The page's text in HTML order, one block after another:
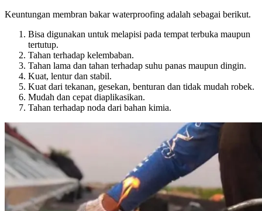
Keuntungan membran bakar waterproofing adalah sebagai berikut.
Bisa digunakan untuk melapisi pada tempat terbuka maupun
tertutup.
Tahan terhadap kelembaban.
Tahan lama dan tahan terhadap suhu panas maupun dingin.
Kuat, lentur dan stabil.
Kuat dari tekanan, gesekan, benturan dan tidak mudah robek.
Mudah dan cepat diaplikasikan.
Tahan terhadap noda dari bahan kimia.